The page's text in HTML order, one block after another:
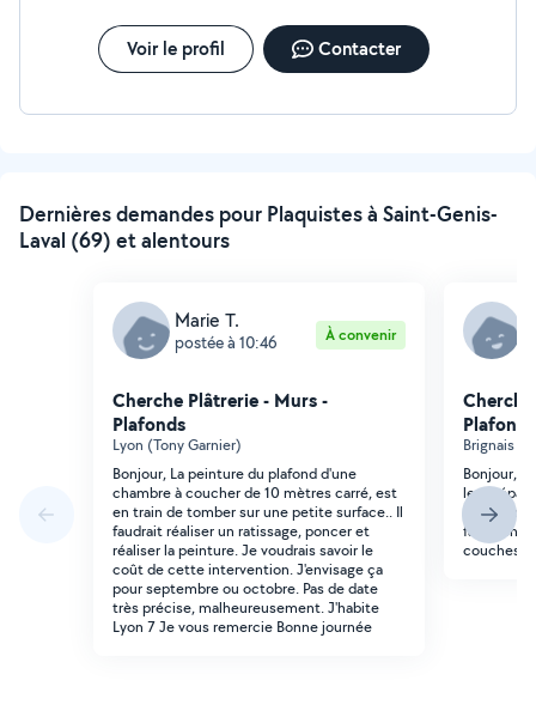
Voir le profil Contacter
Dernières demandes pour Plaquistes à Saint-Genis-
Laval (69) et alentours
Marie T.
postée à 10:46 À convenir
Cherche Plâtrerie - Murs -
Plafonds
Lyon (Tony Garnier)
Bonjour, La peinture du plafond d'une
chambre à coucher de 10 mètres carré, est
en train de tomber sur une petite surface.. Il
faudrait réaliser un ratissage, poncer et
réaliser la peinture. Je voudrais savoir le
coût de cette intervention. J'envisage ça
pour septembre ou octobre. Pas de date
très précise, malheureusement. J'habite
Lyon 7 Je vous remercie Bonne journée
Plafonds
Brignais
Bonjour,
les
ma
faut
couches